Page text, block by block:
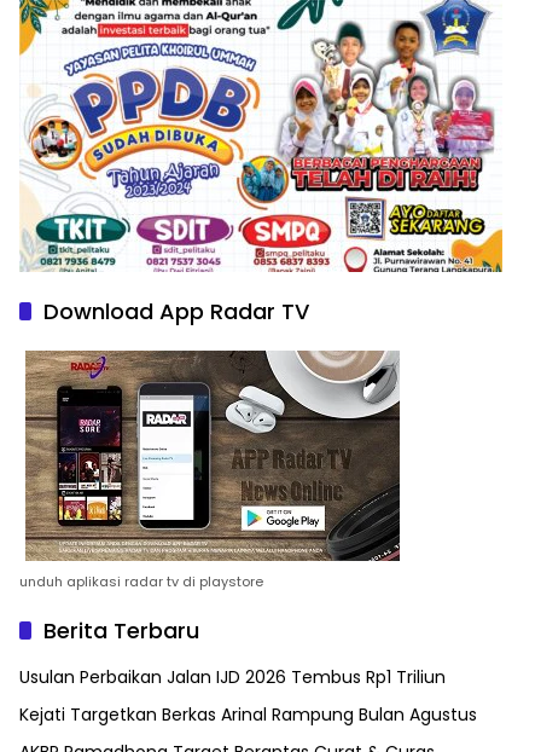
Download App Radar TV
unduh aplikasi radar tv di playstore
Berita Terbaru
Usulan Perbaikan Jalan IJD 2026 Tembus Rp1 Triliun
Kejati Targetkan Berkas Arinal Rampung Bulan Agustus